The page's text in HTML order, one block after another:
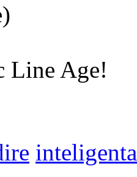
Line Age!
inteligenta